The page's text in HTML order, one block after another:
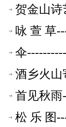
贺金山诗
咏 萱 草
伞
酒乡火山
首见秋雨
松 乐 图